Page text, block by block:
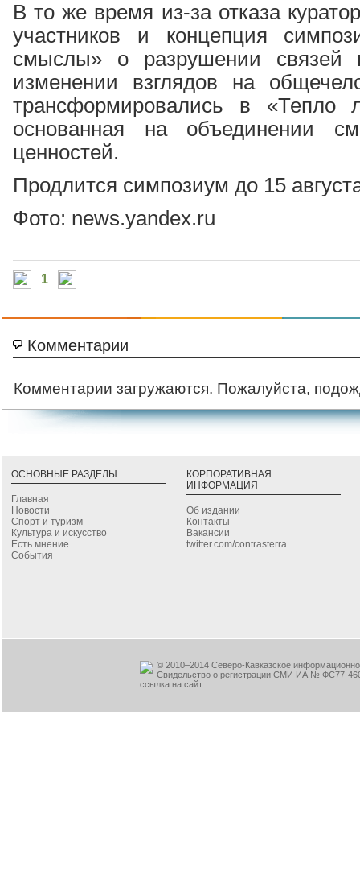
В то же время из-за отказа
участников и концепция
смыслы» о разрушении связей
изменении взглядов на
трансформировались в «Тепло
основанная на объединении
ценностей.
Продлится симпозиум до 15
Фото: news.yandex.ru
1
Комментарии
Комментарии загружаются. Пожалуйста,
ОСНОВНЫЕ РАЗДЕЛЫ
Главная
Новости
Спорт и туризм
Культура и искусство
Есть мнение
События
КОРПОРАТИВНАЯ
ИНФОРМАЦИЯ
Об издании
Контакты
Вакансии
twitter.com/contrasterra
© 2010–2014 Северо-Кавказское
Свидельство о регистрации СМИ ИА № ФС77-
ссылка на сайт